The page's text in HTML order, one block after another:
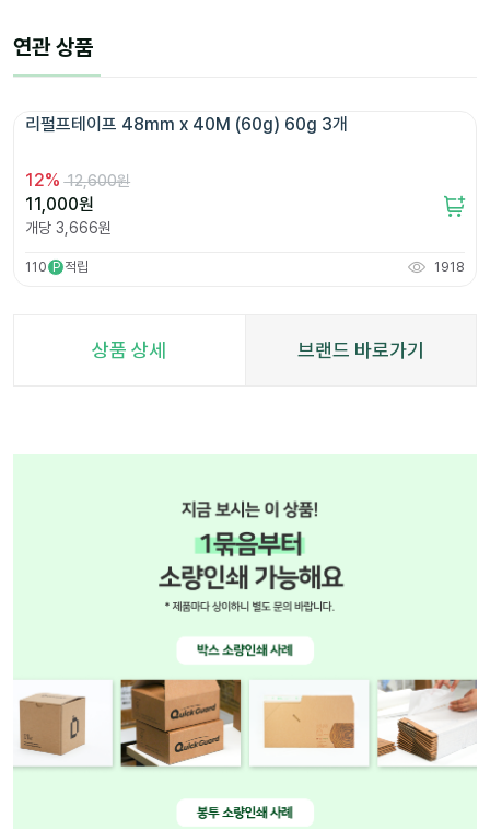
연관 상품
12% 12,600원
11,000원
개당 3,666원
110 P 적립 1918
상품 상세 브랜드 바로가기